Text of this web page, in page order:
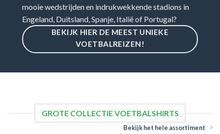
mooie wedstrijden en indrukwekkende stadions in
Engeland, Duitsland, Spanje, Italië of Portugal?
BEKIJK HIER DE MEEST UNIEKE
VOETBALREIZEN!
GROTE COLLECTIE VOETBALSHIRTS
Bekijk het hele assortiment